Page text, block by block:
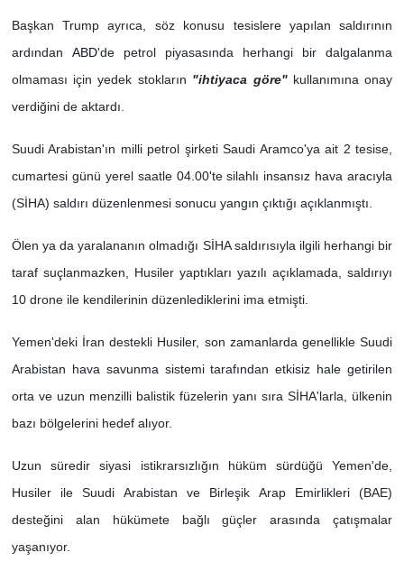
Başkan Trump ayrıca, söz konusu tesislere yapılan saldırının
ardından ABD'de petrol piyasasında herhangi bir dalgalanma
olmaması için yedek stokların "ihtiyaca göre" kullanımına onay
verdiğini de aktardı.
Suudi Arabistan'ın milli petrol şirketi Saudi Aramco'ya ait 2 tesise,
cumartesi günü yerel saatle 04.00'te silahlı insansız hava aracıyla
(SİHA) saldırı düzenlenmesi sonucu yangın çıktığı açıklanmıştı.
Ölen ya da yaralananın olmadığı SİHA saldırısıyla ilgili herhangi bir
taraf suçlanmazken, Husiler yaptıkları yazılı açıklamada, saldırıyı
10 drone ile kendilerinin düzenlediklerini ima etmişti.
Yemen'deki İran destekli Husiler, son zamanlarda genellikle Suudi
Arabistan hava savunma sistemi tarafından etkisiz hale getirilen
orta ve uzun menzilli balistik füzelerin yanı sıra SİHA'larla, ülkenin
bazı bölgelerini hedef alıyor.
Uzun süredir siyasi istikrarsızlığın hüküm sürdüğü Yemen'de,
Husiler ile Suudi Arabistan ve Birleşik Arap Emirlikleri (BAE)
desteğini alan hükümete bağlı güçler arasında çatışmalar
yaşanıyor.